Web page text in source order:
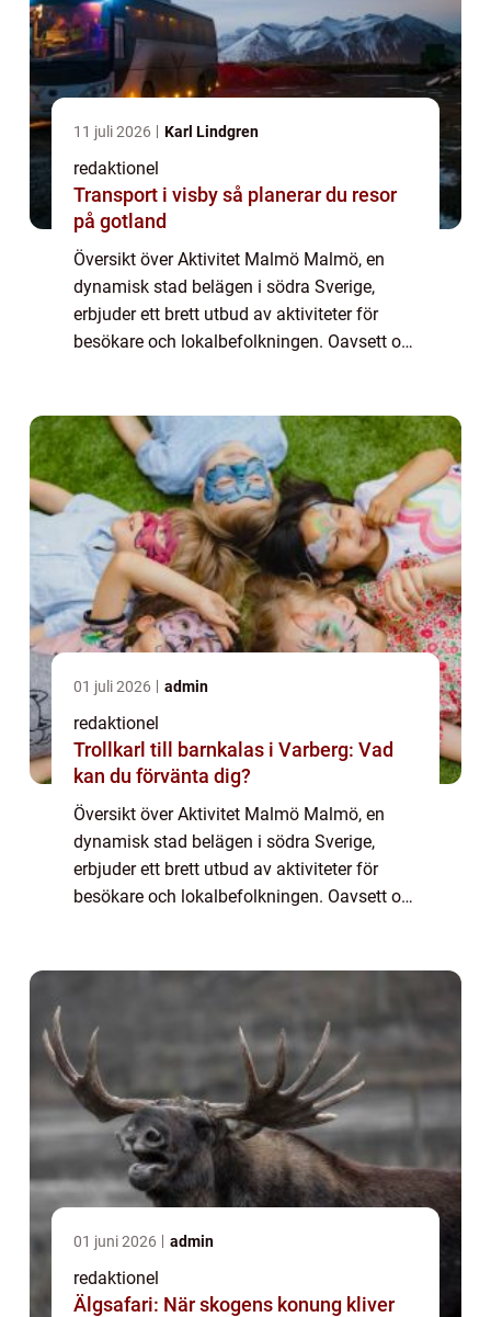
11 juli 2026 Karl Lindgren
redaktionel
Transport i visby så planerar du resor
på gotland
Översikt över Aktivitet Malmö Malmö, en
dynamisk stad belägen i södra Sverige,
erbjuder ett brett utbud av aktiviteter för
besökare och lokalbefolkningen. Oavsett om
01 juli 2026 admin
redaktionel
Trollkarl till barnkalas i Varberg: Vad
kan du förvänta dig?
Översikt över Aktivitet Malmö Malmö, en
dynamisk stad belägen i södra Sverige,
erbjuder ett brett utbud av aktiviteter för
besökare och lokalbefolkningen. Oavsett om
01 juni 2026 admin
redaktionel
Älgsafari: När skogens konung kliver